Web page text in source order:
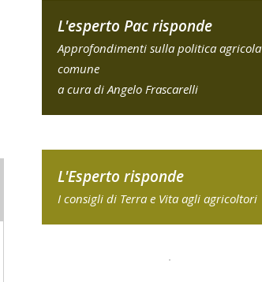
L'esperto Pac risponde
Approfondimenti sulla politica agricola
comune
a cura di Angelo Frascarelli
L'Esperto risponde
I consigli di Terra e Vita agli agricoltori